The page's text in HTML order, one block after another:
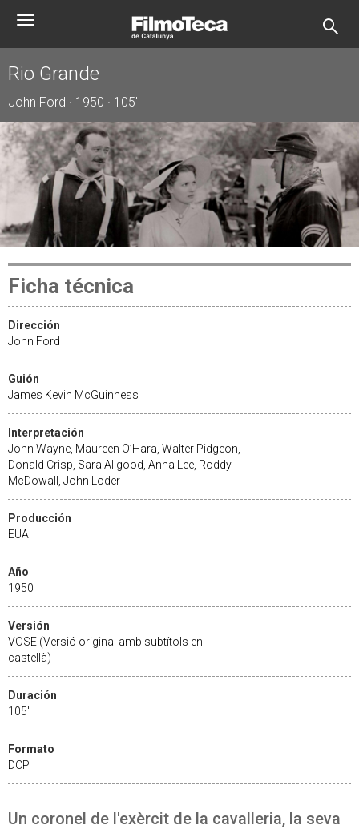
Toggle
Rio Grande
John Ford · 1950 · 105'
Ficha técnica
Dirección
John Ford
Guión
James Kevin McGuinness
Interpretación
John Wayne, Maureen O’Hara, Walter Pidgeon,
Donald Crisp, Sara Allgood, Anna Lee, Roddy
McDowall, John Loder
Producción
EUA
Año
1950
Versión
VOSE (Versió original amb subtítols en
castellà)
Duración
105'
Formato
DCP
Un coronel de l'exèrcit de la cavalleria, la seva